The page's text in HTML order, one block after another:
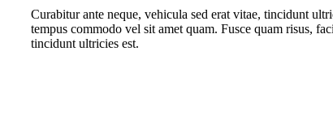
Curabitur ante neque, vehicula sed erat vitae, tincidunt
tempus commodo vel sit amet quam. Fusce quam risus,
tincidunt ultricies est.